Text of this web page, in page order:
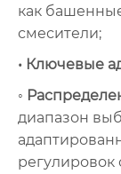
как
смесители;
• Ключевые
◦
диапазон
регулировок